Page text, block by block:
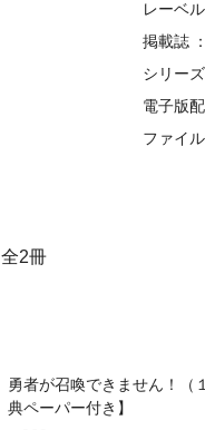
全2冊
勇者が召喚できません！（
典ペーパー付き】
レーベル
掲載誌
シリーズ
電子版
ファイ